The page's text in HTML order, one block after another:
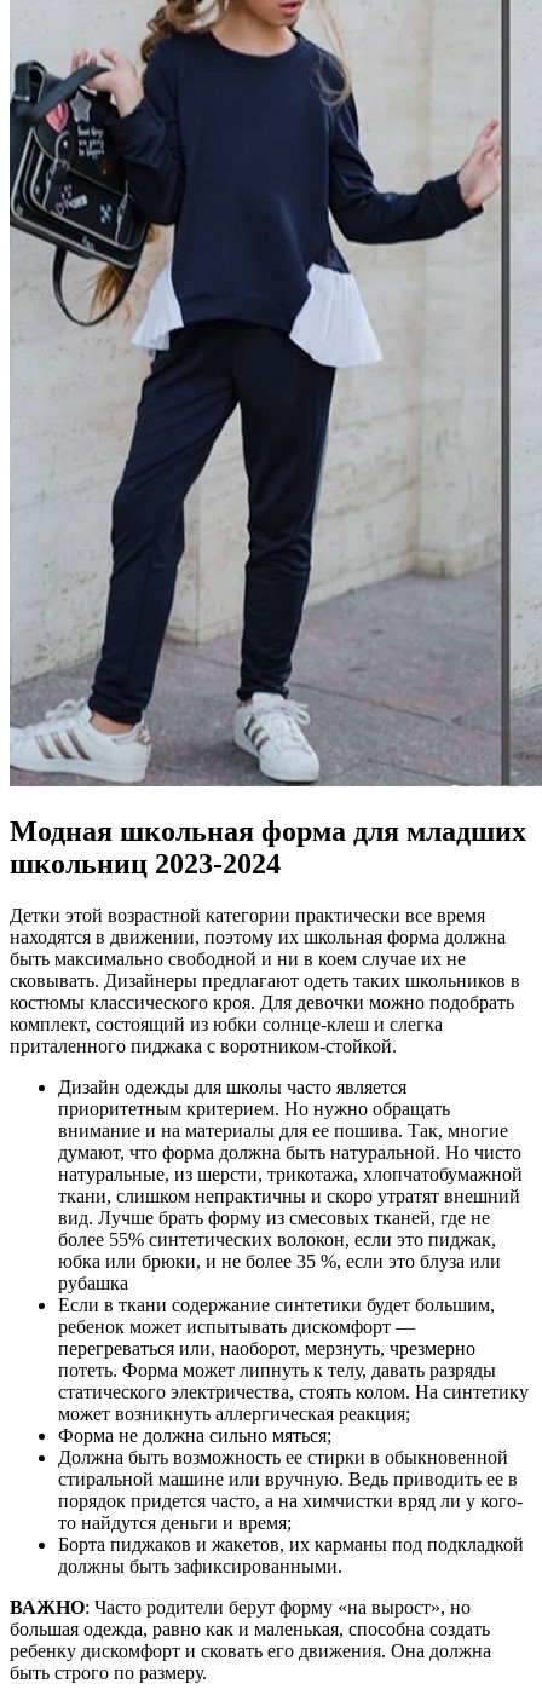
Модная школьная форма для младших
школьниц 2023-2024
Детки этой возрастной категории практически все время
находятся в движении, поэтому их школьная форма должна
быть максимально свободной и ни в коем случае их не
сковывать. Дизайнеры предлагают одеть таких школьников в
костюмы классического кроя. Для девочки можно подобрать
комплект, состоящий из юбки солнце-клеш и слегка
приталенного пиджака с воротником-стойкой.
Дизайн одежды для школы часто является
приоритетным критерием. Но нужно обращать
внимание и на материалы для ее пошива. Так, многие
думают, что форма должна быть натуральной. Но чисто
натуральные, из шерсти, трикотажа, хлопчатобумажной
ткани, слишком непрактичны и скоро утратят внешний
вид. Лучше брать форму из смесовых тканей, где не
более 55% синтетических волокон, если это пиджак,
юбка или брюки, и не более 35 %, если это блуза или
рубашка
Если в ткани содержание синтетики будет большим,
ребенок может испытывать дискомфорт —
перегреваться или, наоборот, мерзнуть, чрезмерно
потеть. Форма может липнуть к телу, давать разряды
статического электричества, стоять колом. На синтетику
может возникнуть аллергическая реакция;
Форма не должна сильно мяться;
Должна быть возможность ее стирки в обыкновенной
стиральной машине или вручную. Ведь приводить ее в
порядок придется часто, а на химчистки вряд ли у кого-
то найдутся деньги и время;
Борта пиджаков и жакетов, их карманы под подкладкой
должны быть зафиксированными.
ВАЖНО: Часто родители берут форму «на вырост», но
большая одежда, равно как и маленькая, способна создать
ребенку дискомфорт и сковать его движения. Она должна
быть строго по размеру.